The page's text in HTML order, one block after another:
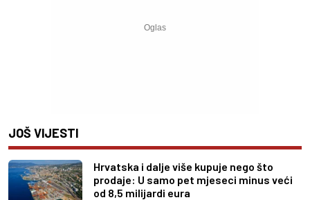
JOŠ VIJESTI
Hrvatska i dalje više kupuje nego što
prodaje: U samo pet mjeseci minus veći
od 8,5 milijardi eura